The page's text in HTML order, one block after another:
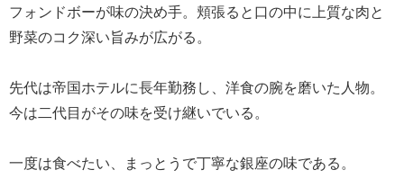
フォンドボーが味の決め手。頬張ると口の中に上質な肉と
野菜のコク深い旨みが広がる。
先代は帝国ホテルに長年勤務し、洋食の腕を磨いた人物。
今は二代目がその味を受け継いでいる。
一度は食べたい、まっとうで丁寧な銀座の味である。